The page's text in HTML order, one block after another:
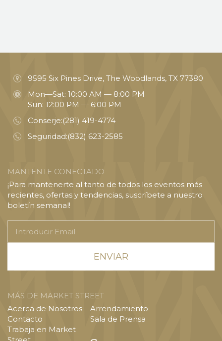
9595 Six Pines Drive, The Woodlands, TX 77380
Mon—Sat: 10:00 AM — 8:00 PM
Sun: 12:00 PM — 6:00 PM
Conserje:(281) 419-4774
Seguridad:(832) 623-2585
MANTENTE CONECTADO
¡Para mantenerte al tanto de todos los eventos más
recientes, ofertas y tendencias, suscríbete a nuestro
boletín semanal!
Email
MÁS DE MARKET STREET
Acerca de Nosotros
Contacto
Trabaja en Market
Arrendamiento
Sala de Prensa